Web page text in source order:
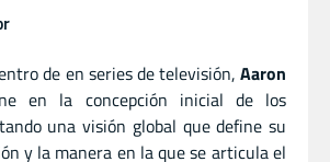
de en series de televisión, Aaron
en la concepción inicial de los
una visión global que define su
y la manera en la que se articula el